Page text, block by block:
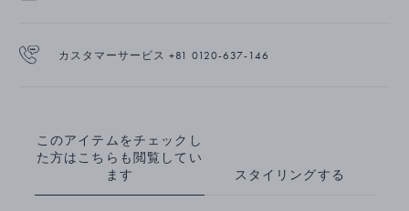
カスタマーサービス +81 0120-637-146
このアイテムをチェックし
た方はこちらも閲覧してい
ます
スタイリングする